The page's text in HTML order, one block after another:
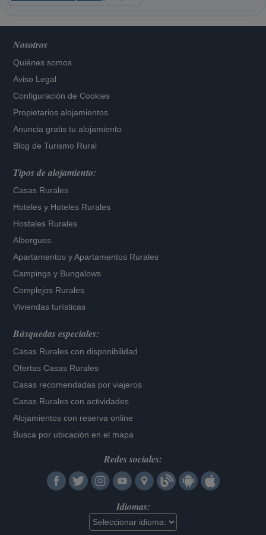
Nosotros
Quiénes somos
Aviso Legal
Configuración de Cookies
Propietarios alojamientos
Anuncia gratis tu alojamiento
Blog de Turismo Rural
Tipos de alojamiento:
Casas Rurales
Hoteles y Hoteles Rurales
Hostales Rurales
Albergues
Apartamentos yApartamentos Rurales
Campings y Bungalows
Complejos Rurales
Viviendas turísticas
Búsquedas especiales:
Casas Rurales con disponibilidad
Ofertas Casas Rurales
Casas recomendadas por viajeros
Casas Rurales con actividades
Alojamientos con reserva online
Busca por ubicación en el mapa
Redes sociales:
Idiomas: